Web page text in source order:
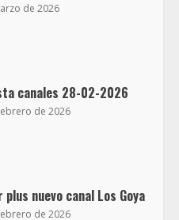
de 2026
canales 28-02-2026
de 2026
nuevo canal Los Goya
de 2026